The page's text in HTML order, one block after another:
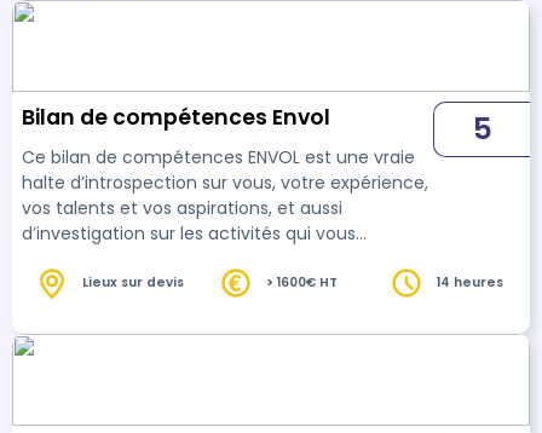
Bilan de compétences Envol
Ce bilan de compétences ENVOL est une vraie
halte d’introspection sur vous, votre expérience,
vos talents et vos aspirations, et aussi
d’investigation sur les activités qui vous
de construire un avenir professionnel
d'analyser les compétences professionnelles et
personnelles ainsi que les motivations en appui
5
Lieux sur devis > 1600€ HT 14 heures